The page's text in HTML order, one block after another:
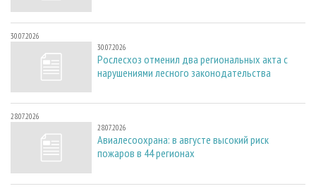
30.07.2026
30.07.2026
Рослесхоз отменил два региональных акта с
нарушениями лесного законодательства
28.07.2026
28.07.2026
Авиалесоохрана: в августе высокий риск
пожаров в 44 регионах